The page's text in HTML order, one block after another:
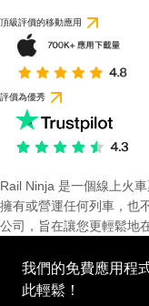
頂級評價的移動應用
評價為優秀
Rail Ninja 是一個線上火
擁有或營運任何列車，也
公司，旨在讓您更輕鬆地
我們的免費應用程
此輕鬆！